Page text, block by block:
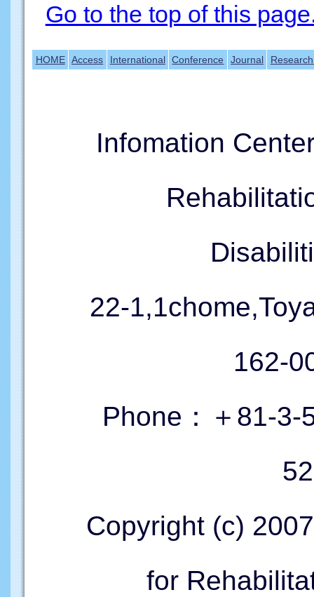
Go to the top of this
HOME Access International Conference Journal
Infomation
22-
162-
Phone：＋81-3-
Copyright (c)
for